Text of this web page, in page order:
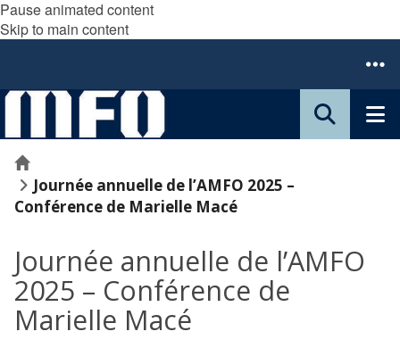
Pause animated content
Skip to main content
Home
Journée annuelle de l’AMFO 2025 –
Conférence de Marielle Macé
Journée annuelle de l’AMFO
2025 – Conférence de
Marielle Macé